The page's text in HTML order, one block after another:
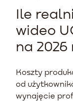
Ile
wideo
na 2026
Koszty
od
wynajęcie